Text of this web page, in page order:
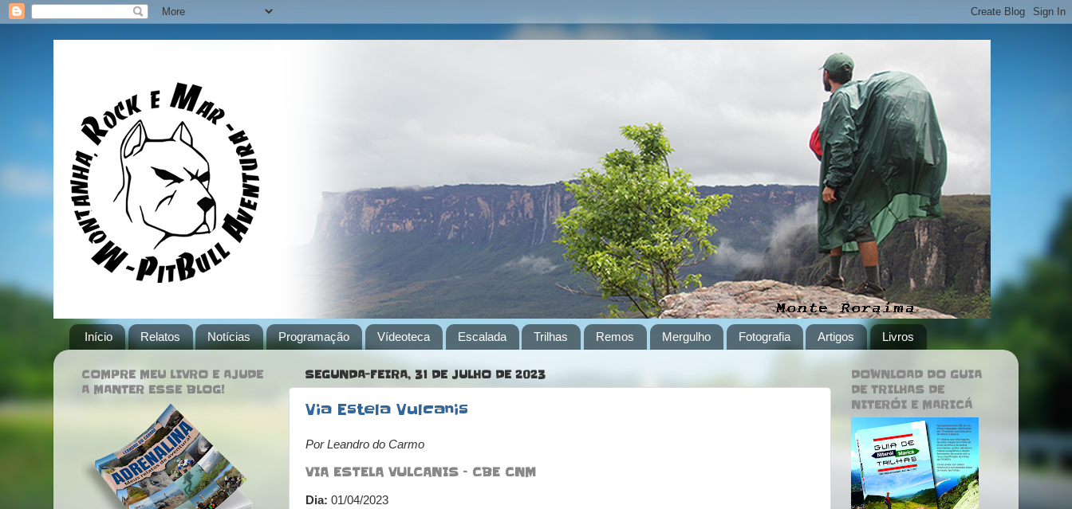
Início Relatos Notícias Programação Vídeoteca Escalada Trilhas Remos Mergulho Fotografia Artigos Livros
SEGUNDA-FEIRA, 31 DE JULHO DE 2023
Via Estela Vulcanis
Por Leandro do Carmo
VIA ESTELA VULCANIS – CBE CNM
Dia: 01/04/2023
COMPRE MEU LIVRO E AJUDE
A MANTER ESSE BLOG!
DOWNLOAD DO GUIA
DE TRILHAS DE
NITERÓI E MARICÁ